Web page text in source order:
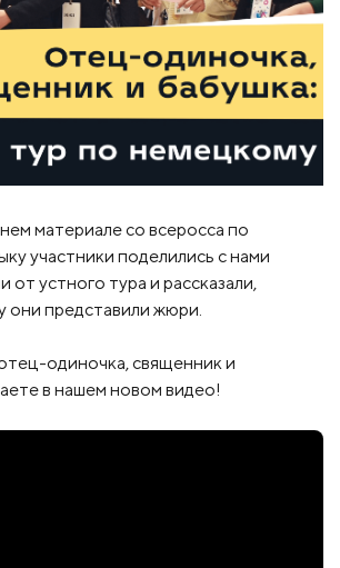
материале со всеросса по
участники поделились с нами
от устного тура и рассказали,
они представили жюри.
одиночка, священник и
в нашем новом видео!